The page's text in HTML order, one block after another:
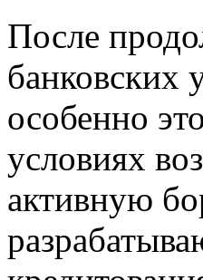
После
банковских
особенно
условиях
активную